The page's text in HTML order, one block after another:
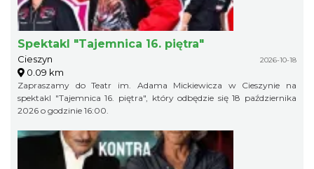
Spektakl "Tajemnica 16. piętra"
Cieszyn 2026-10-18
0.09 km
Zapraszamy do Teatr im. Adama Mickiewicza w Cieszynie na
spektakl "Tajemnica 16. piętra", który odbędzie się 18 października
2026 o godzinie 16:00.